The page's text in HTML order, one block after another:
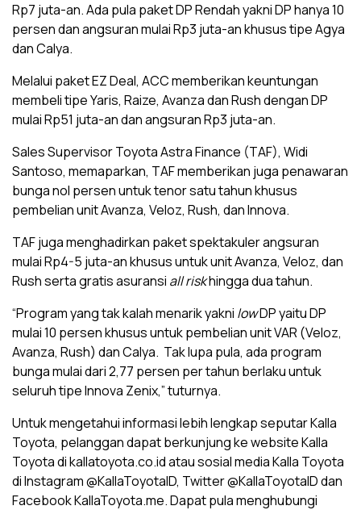
Rp7 juta-an. Ada pula paket DP Rendah yakni DP hanya 10
persen dan angsuran mulai Rp3 juta-an khusus tipe Agya
dan Calya.
Melalui paket EZ Deal, ACC memberikan keuntungan
membeli tipe Yaris, Raize, Avanza dan Rush dengan DP
mulai Rp51 juta-an dan angsuran Rp3 juta-an.
Sales Supervisor Toyota Astra Finance (TAF), Widi
Santoso, memaparkan, TAF memberikan juga penawaran
bunga nol persen untuk tenor satu tahun khusus
pembelian unit Avanza, Veloz, Rush, dan Innova.
TAF juga menghadirkan paket spektakuler angsuran
mulai Rp4-5 juta-an khusus untuk unit Avanza, Veloz, dan
Rush serta gratis asuransi all riskhingga dua tahun.
“Program yang tak kalah menarik yakni lowDP yaitu DP
mulai 10 persen khusus untuk pembelian unit VAR (Veloz,
Avanza, Rush) dan Calya. Tak lupa pula, ada program
bunga mulai dari 2,77 persen per tahun berlaku untuk
seluruh tipe Innova Zenix,” tuturnya.
Untuk mengetahui informasi lebih lengkap seputar Kalla
Toyota, pelanggan dapat berkunjung ke website Kalla
Toyota di kallatoyota.co.id atau sosial media Kalla Toyota
di Instagram @KallaToyotaID, Twitter @KallaToyotaID dan
Facebook KallaToyota.me. Dapat pula menghubungi